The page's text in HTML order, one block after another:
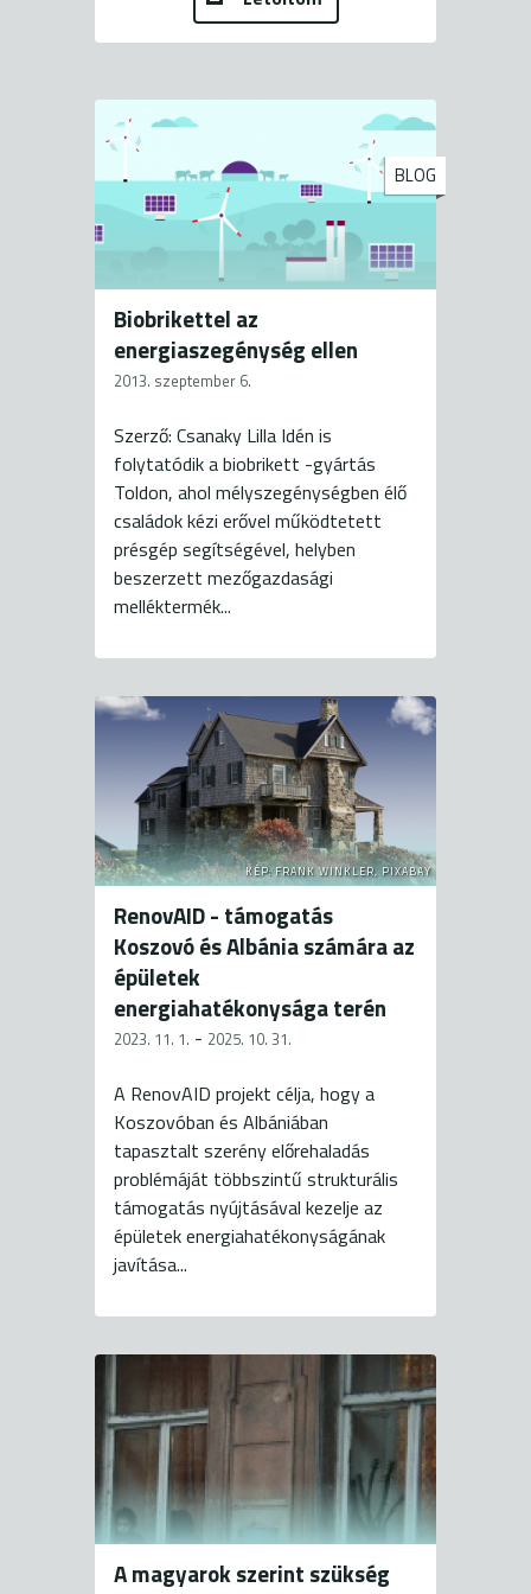
BLOG
Biobrikettel az
energiaszegénység ellen
2013. szeptember 6.
Szerző: Csanaky Lilla Idén is
folytatódik a biobrikett -gyártás
Toldon, ahol mélyszegénységben élő
családok kézi erővel működtetett
présgép segítségével, helyben
beszerzett mezőgazdasági
melléktermék...
KÉP: FRANK WINKLER, PIXABAY
RenovAID - támogatás
Koszovó és Albánia számára az
épületek
energiahatékonysága terén
2023. 11. 1. - 2025. 10. 31.
A RenovAID projekt célja, hogy a
Koszovóban és Albániában
tapasztalt szerény előrehaladás
problémáját többszintű strukturális
támogatás nyújtásával kezelje az
épületek energiahatékonyságának
javítása...
A magyarok szerint szükség